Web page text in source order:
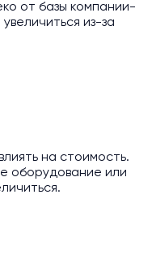
от базы компании-
из-за
на стоимость.
оборудование или